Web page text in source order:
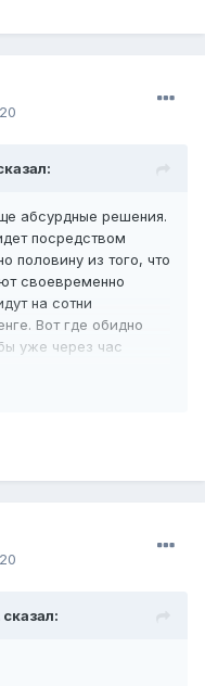
абсурдные решения.
посредством
половину из того, что
своевременно
на сотни
Вот где обидно
уже через час
сказал: